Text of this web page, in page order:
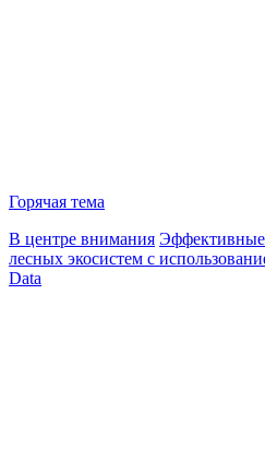
Горячая тема
В центре внимания
лесных экосистем с
Data